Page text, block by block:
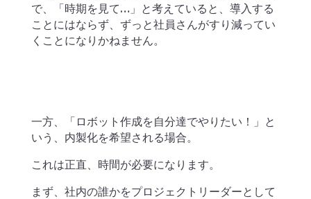
で、「時期を見て…」と考えていると、導入する
ことにはならず、ずっと社員さんがすり減ってい
くことになりかねません。
一方、「ロボット作成を自分達でやりたい！」と
いう、内製化を希望される場合。
これは正直、時間が必要になります。
まず、社内の誰かをプロジェクトリーダーとして